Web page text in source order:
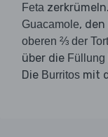
Feta
Guacamole, den
oberen ⅔ der
über die Füllung
Die Burritos mit